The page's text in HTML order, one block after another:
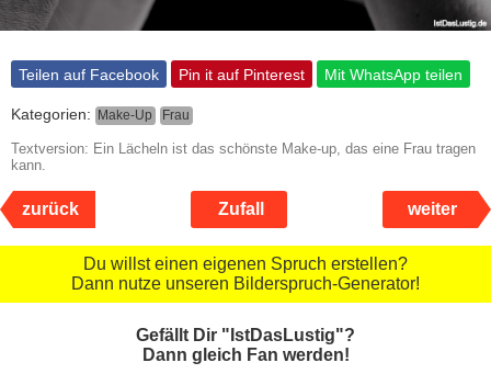
Teilen auf Facebook Pin it auf Pinterest Mit WhatsApp teilen
Kategorien: Make-Up Frau
Textversion: Ein Lächeln ist das schönste Make-up, das eine Frau tragen
kann.
zurück Zufall weiter
Du willst einen eigenen Spruch erstellen?
Dann nutze unseren Bilderspruch-Generator!
Gefällt Dir "IstDasLustig"?
Dann gleich Fan werden!